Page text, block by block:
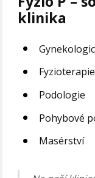
klinika
Podologie
Pohybové
Masérství